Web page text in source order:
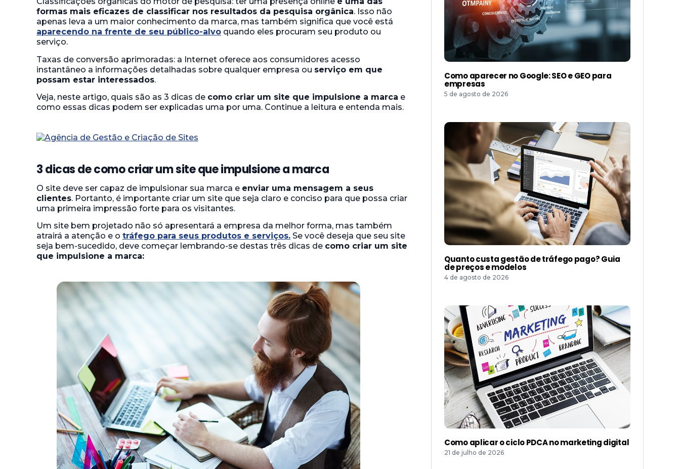
formas mais eficazes de classificar nos resultados da pesquisa orgânica. Isso não
apenas leva a um maior conhecimento da marca, mas também significa que você está
aparecendo na frente de seu público-alvo quando eles procuram seu produto ou
serviço.
Taxas de conversão aprimoradas: a Internet oferece aos consumidores acesso
instantâneo a informações detalhadas sobre qualquer empresa ou serviço em que
possam estar interessados.
Veja, neste artigo, quais são as 3 dicas de como criar um site que impulsione a marca e
como essas dicas podem ser explicadas uma por uma. Continue a leitura e entenda mais.
3 dicas de como criar um site que impulsione a marca
O site deve ser capaz de impulsionar sua marca e enviar uma mensagem a seus
clientes. Portanto, é importante criar um site que seja claro e conciso para que possa criar
uma primeira impressão forte para os visitantes.
Um site bem projetado não só apresentará a empresa da melhor forma, mas também
atrairá a atenção e o tráfego para seus produtos e serviços. Se você deseja que seu site
seja bem-sucedido, deve começar lembrando-se destas três dicas de como criar um site
que impulsione a marca:
Como aparecer no Google: SEO e GEO para
empresas
5 de agosto de 2026
Quanto custa gestão de tráfego pago? Guia
de preços e modelos
4 de agosto de 2026
Como aplicar o ciclo PDCA no marketing digital
21 de julho de 2026